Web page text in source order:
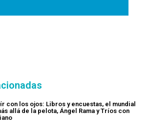
con los ojos: Libros y encuestas, el mundial
allá de la pelota, Ángel Rama y Tríos con